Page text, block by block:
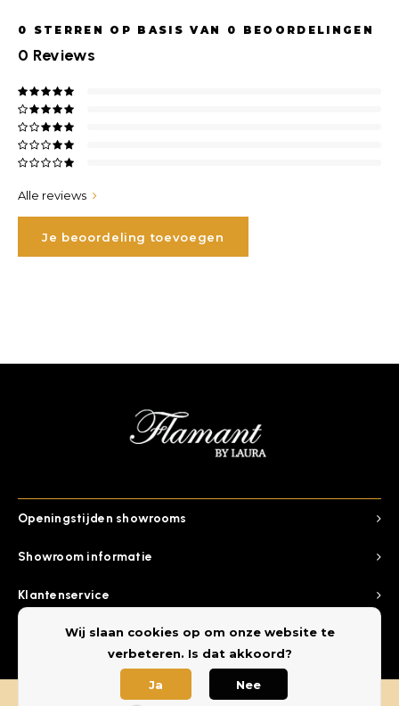
0 STERREN OP BASIS VAN 0 BEOORDELINGEN
0 Reviews
Alle reviews
Je beoordeling toevoegen
Showroom informatie
Openingstijden showrooms
Klantenservice
CategorieenWij slaan cookies op om onze website te
verbeteren. Is dat akkoord?
Ja Nee